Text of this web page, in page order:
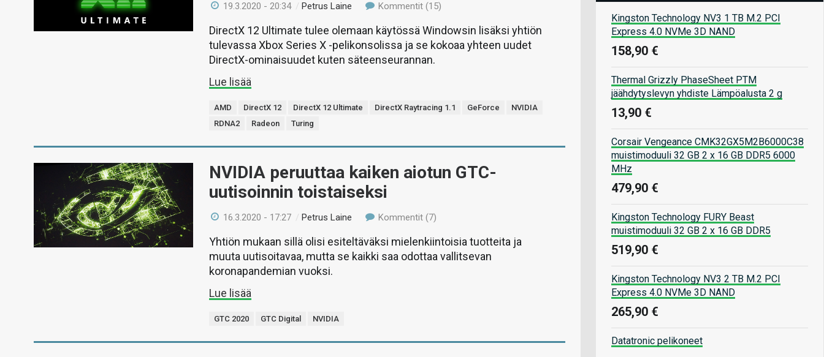
19.3.2020 - 20:34 /Petrus Laine Kommentit (15)
DirectX 12 Ultimate tulee olemaan käytössä Windowsin lisäksi yhtiön
tulevassa Xbox Series X -pelikonsolissa ja se kokoaa yhteen uudet
DirectX-ominaisuudet kuten säteenseurannan.
Lue lisää
AMD DirectX 12 DirectX 12 Ultimate DirectX Raytracing 1.1 GeForce
NVIDIA
RDNA2
Radeon Turing
NVIDIA peruuttaa kaiken aiotun GTC-
uutisoinnin toistaiseksi
16.3.2020 - 17:27 /Petrus Laine Kommentit (7)
Yhtiön mukaan sillä olisi esiteltäväksi mielenkiintoisia tuotteita ja
muuta uutisoitavaa, mutta se kaikki saa odottaa vallitsevan
koronapandemian vuoksi.
Lue lisää
GTC 2020 GTC Digital NVIDIA
Kingston Technology NV3 1 TB M.2 PCI
Express 4.0 NVMe 3D NAND
158,90 €
Thermal Grizzly PhaseSheet PTM
jäähdytyslevyn yhdiste Lämpöalusta 2 g
13,90 €
Corsair Vengeance CMK32GX5M2B6000C38
muistimoduuli 32 GB 2 x 16 GB DDR5 6000
MHz
479,90 €
Kingston Technology FURY Beast
muistimoduuli 32 GB 2 x 16 GB DDR5
519,90 €
Kingston Technology NV3 2 TB M.2 PCI
Express 4.0 NVMe 3D NAND
265,90 €
Datatronic pelikoneet